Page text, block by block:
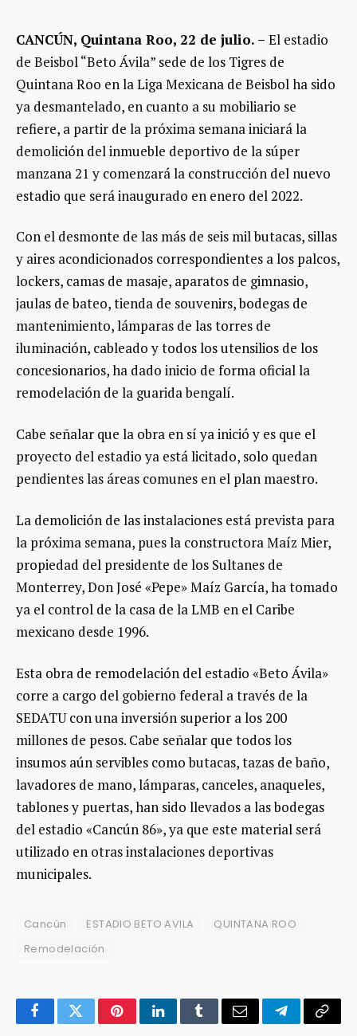
CANCÚN, Quintana Roo, 22 de julio. – El estadio
de Beisbol “Beto Ávila” sede de los Tigres de
Quintana Roo en la Liga Mexicana de Beisbol ha sido
ya desmantelado, en cuanto a su mobiliario se
refiere, a partir de la próxima semana iniciará la
demolición del inmueble deportivo de la súper
manzana 21 y comenzará la construcción del nuevo
estadio que será inaugurado en enero del 2022.
Con el desmonte de las más de seis mil butacas, sillas
y aires acondicionados correspondientes a los palcos,
lockers, camas de masaje, aparatos de gimnasio,
jaulas de bateo, tienda de souvenirs, bodegas de
mantenimiento, lámparas de las torres de
iluminación, cableado y todos los utensilios de los
concesionarios, ha dado inicio de forma oficial la
remodelación de la guarida bengalí.
Cabe señalar que la obra en sí ya inició y es que el
proyecto del estadio ya está licitado, solo quedan
pendientes las áreas comunes en el plan maestro.
La demolición de las instalaciones está prevista para
la próxima semana, pues la constructora Maíz Mier,
propiedad del presidente de los Sultanes de
Monterrey, Don José «Pepe» Maíz García, ha tomado
ya el control de la casa de la LMB en el Caribe
mexicano desde 1996.
Esta obra de remodelación del estadio «Beto Ávila»
corre a cargo del gobierno federal a través de la
SEDATU con una inversión superior a los 200
millones de pesos. Cabe señalar que todos los
insumos aún servibles como butacas, tazas de baño,
lavadores de mano, lámparas, canceles, anaqueles,
tablones y puertas, han sido llevados a las bodegas
del estadio «Cancún 86», ya que este material será
utilizado en otras instalaciones deportivas
municipales.
Cancún ESTADIO BETO AVILA
QUINTANA ROO
Remodelación
FacebookTwitterPinterestLinkedInTumblrEmail TelegramCopy